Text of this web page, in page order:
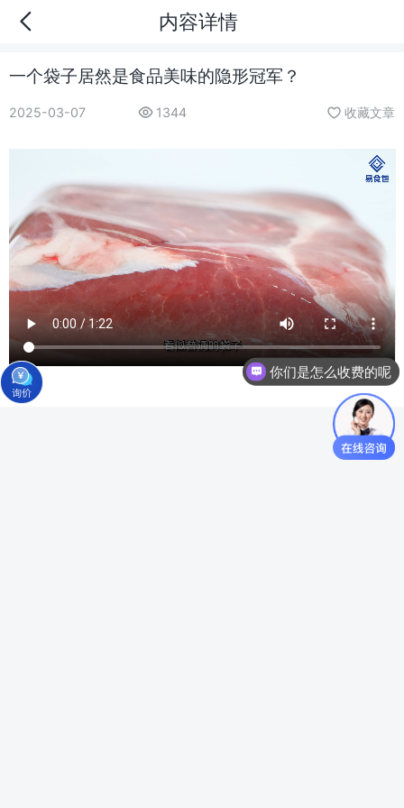
内容详情
一个袋子居然是食品美味的隐形冠军？
2025-03-07 1344 收藏文章
你们是怎么收费的呢